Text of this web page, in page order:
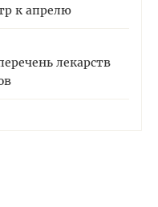
к апрелю
лекарств